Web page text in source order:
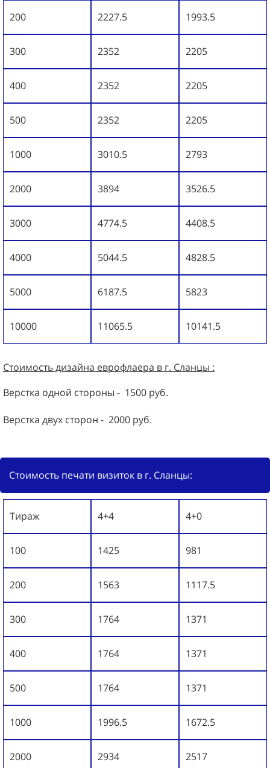
200 2227.5 1993.5
300 2352 2205
400 2352 2205
500 2352 2205
1000 3010.5 2793
2000 3894 3526.5
3000 4774.5 4408.5
4000 5044.5 4828.5
5000 6187.5 5823
10000 11065.5 10141.5
Стоимость дизайна еврофлаера в г. Сланцы :
Верстка одной стороны - 1500 руб.
Верстка двух сторон - 2000 руб.
Стоимость печати визиток в г. Сланцы:
Тираж 4+4 4+0
100 1425 981
200 1563 1117.5
300 1764 1371
400 1764 1371
500 1764 1371
1000 1996.5 1672.5
2000 2934 2517